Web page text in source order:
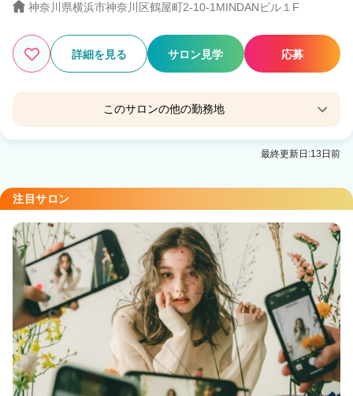
神奈川県横浜市神奈川区鶴屋町2-10-1MINDANビル１F
詳細を見る サロン見学 応募
このサロンの他の勤務地
Tink 大船【ティンク】
Raffune Yokohama【ラフューネ ヨコハマ】
Tink 関内【ティンク】
関内駅 徒歩5分
Tink 天神【ティンク】
天神駅 徒歩5分
shanti 平岸店【シャンティ】
平岸(札幌市営)駅 徒歩5分
最終更新日:13日前
注目サロン